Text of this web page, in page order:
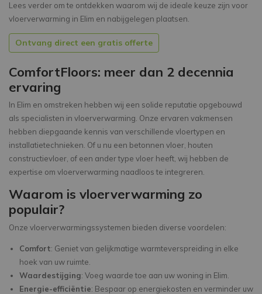
Lees verder om te ontdekken waarom wij de ideale keuze zijn voor
vloerverwarming in Elim en nabijgelegen plaatsen.
Ontvang direct een gratis offerte
ComfortFloors: meer dan 2 decennia
ervaring
In Elim en omstreken hebben wij een solide reputatie opgebouwd
als specialisten in vloerverwarming. Onze ervaren vakmensen
hebben diepgaande kennis van verschillende vloertypen en
installatietechnieken. Of u nu een betonnen vloer, houten
constructievloer, of een ander type vloer heeft, wij hebben de
expertise om vloerverwarming naadloos te integreren.
Waarom is vloerverwarming zo
populair?
Onze vloerverwarmingssystemen bieden diverse voordelen:
Comfort: Geniet van gelijkmatige warmteverspreiding in elke
hoek van uw ruimte.
Waardestijging: Voeg waarde toe aan uw woning in Elim.
Energie-efficiëntie: Bespaar op energiekosten en verminder uw